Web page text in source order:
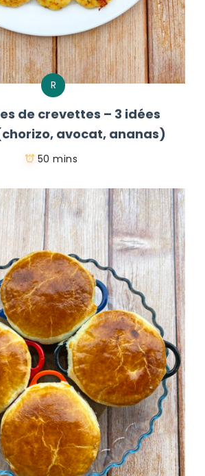
R
de crevettes – 3 idées
avocat, ananas)
50 mins